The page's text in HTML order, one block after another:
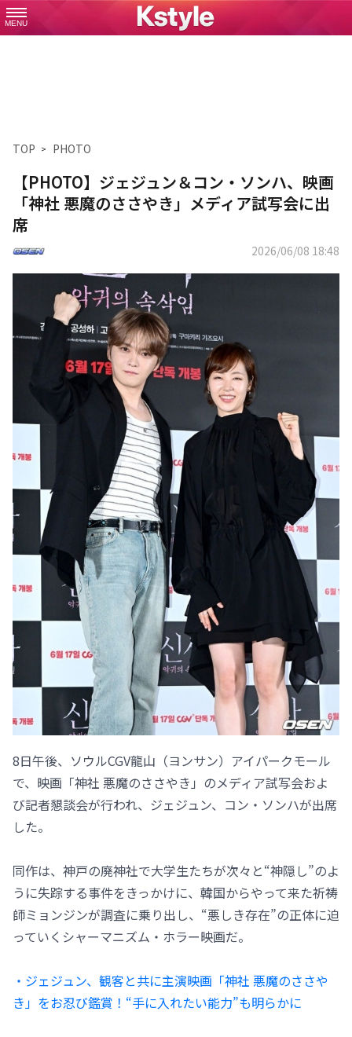
MENU
TOP PHOTO
【PHOTO】ジェジュン＆コン・ソンハ、映画
「神社 悪魔のささやき」メディア試写会に出
席
2026/06/08 18:48
8日午後、ソウルCGV龍山（ヨンサン）アイパークモール
で、映画「神社 悪魔のささやき」のメディア試写会およ
び記者懇談会が行われ、ジェジュン、コン・ソンハが出席
した。
同作は、神戸の廃神社で大学生たちが次々と“神隠し”のよ
うに失踪する事件をきっかけに、韓国からやって来た祈祷
師ミョンジンが調査に乗り出し、“悪しき存在”の正体に迫
っていくシャーマニズム・ホラー映画だ。
・ジェジュン、観客と共に主演映画「神社 悪魔のささや
き」をお忍び鑑賞！“手に入れたい能力”も明らかに